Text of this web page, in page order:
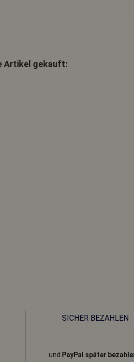
Artikel gekauft:
SICHER BEZAHLEN
und PayPal später